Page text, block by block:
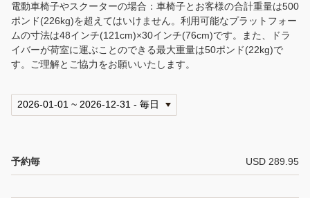
ホノルル空港ご到着時のご案内
よくあるお問い合わせ
プライバシー・ポリシー
言語
電動車椅子やスクーターの場合：車椅子とお客様の合計重量は500
ポンド(226kg)を超えてはいけません。利用可能なプラットフォー
ムの寸法は48インチ(121cm)×30インチ(76cm)です。また、ドラ
イバーが荷室に運ぶことのできる最大重量は50ポンド(22kg)で
す。ご理解とご協力をお願いいたします。
予約毎 USD 289.95